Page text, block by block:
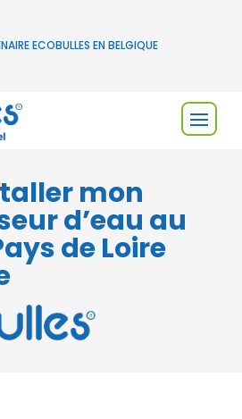
ECOBULLES EN BELGIQUE
mon
d’eau au
de Loire